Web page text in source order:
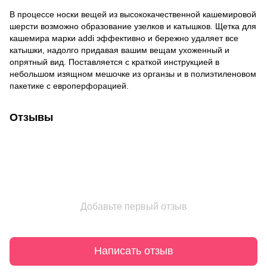
В процессе носки вещей из высококачественной кашемировой
шерсти возможно образование узелков и катышков. Щетка для
кашемира марки addi эффективно и бережно удаляет все
катышки, надолго придавая вашим вещам ухоженный и
опрятный вид. Поставляется с краткой инструкцией в
небольшом изящном мешочке из органзы и в полиэтиленовом
пакетике с европерфорацией.
Отзывы
Добавьте первый отзыв
Написать отзыв